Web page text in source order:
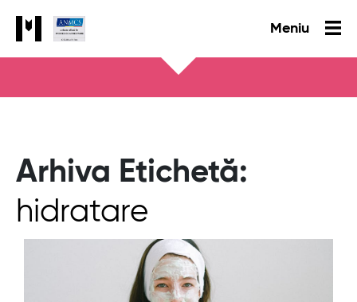
Meniu
Arhiva Etichetă:
hidratare